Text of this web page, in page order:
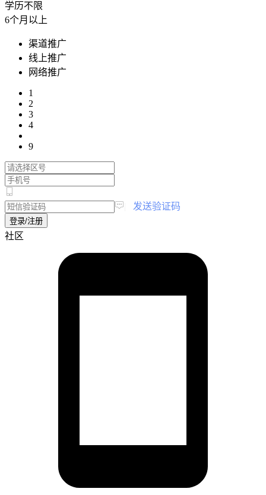
学历不限
6个月以上
渠道推广
线上推广
网络推广
1
2
3
4
9
发送验证码
登录/注册
社区